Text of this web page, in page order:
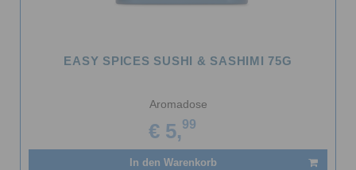
EASY SPICES SUSHI & SASHIMI 75G
Aromadose
€ 5,99
In den Warenkorb